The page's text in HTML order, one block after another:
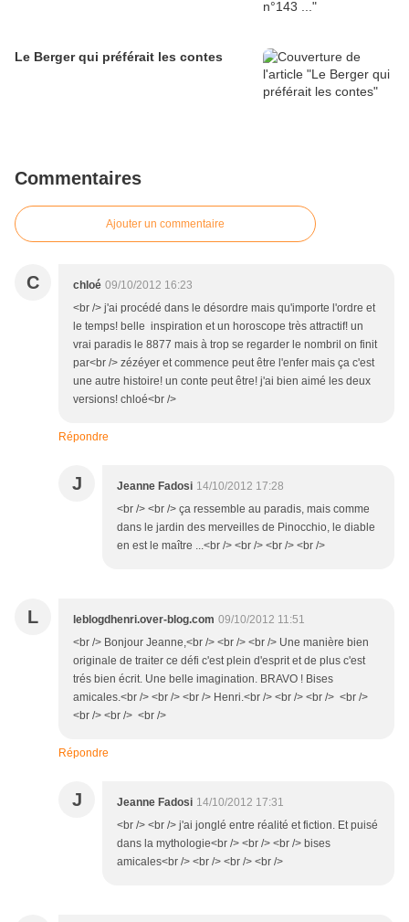
Le Berger qui préférait les contes
Commentaires
Ajouter un commentaire
C chloé 09/10/2012 16:23
<br /> j'ai procédé dans le désordre mais qu'importe l'ordre et
le temps! belle inspiration et un horoscope très attractif! un
vrai paradis le 8877 mais à trop se regarder le nombril on finit
par<br /> zézéyer et commence peut être l'enfer mais ça c'est
une autre histoire! un conte peut être! j'ai bien aimé les deux
versions! chloé<br />
Répondre
J Jeanne Fadosi 14/10/2012 17:28
<br /> <br /> ça ressemble au paradis, mais comme
dans le jardin des merveilles de Pinocchio, le diable
en est le maître ...<br /> <br /> <br /> <br />
L leblogdhenri.over-blog.com 09/10/2012 11:51
<br /> Bonjour Jeanne,<br /> <br /> <br /> Une manière bien
originale de traiter ce défi c'est plein d'esprit et de plus c'est
trés bien écrit. Une belle imagination. BRAVO ! Bises
amicales.<br /> <br /> <br /> Henri.<br /> <br /> <br /> <br />
<br /> <br /> <br />
Répondre
J Jeanne Fadosi 14/10/2012 17:31
<br /> <br /> j'ai jonglé entre réalité et fiction. Et puisé
dans la mythologie<br /> <br /> <br /> bises
amicales<br /> <br /> <br /> <br />